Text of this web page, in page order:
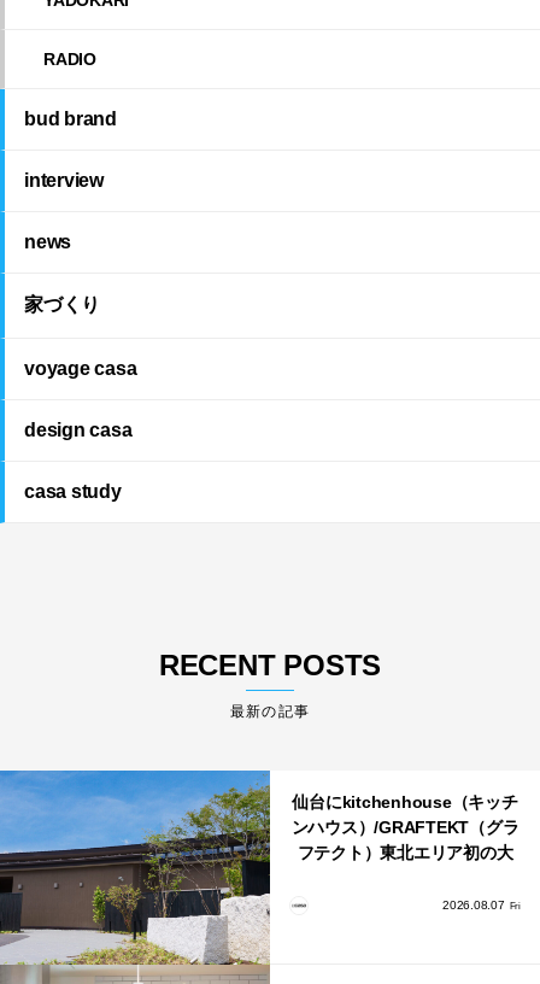
RADIO
bud brand
interview
news
家づくり
voyage casa
design casa
casa study
RECENT POSTS
最新の記事
仙台にkitchenhouse（キッチ
ンハウス）/GRAFTEKT（グラ
フテクト）東北エリア初の大
2026.08.07 Fri